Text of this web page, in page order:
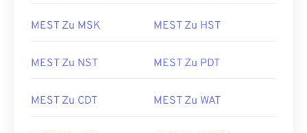
MEST Zu MSK MEST Zu HST
MEST Zu NST MEST Zu PDT
MEST Zu CDT MEST Zu WAT